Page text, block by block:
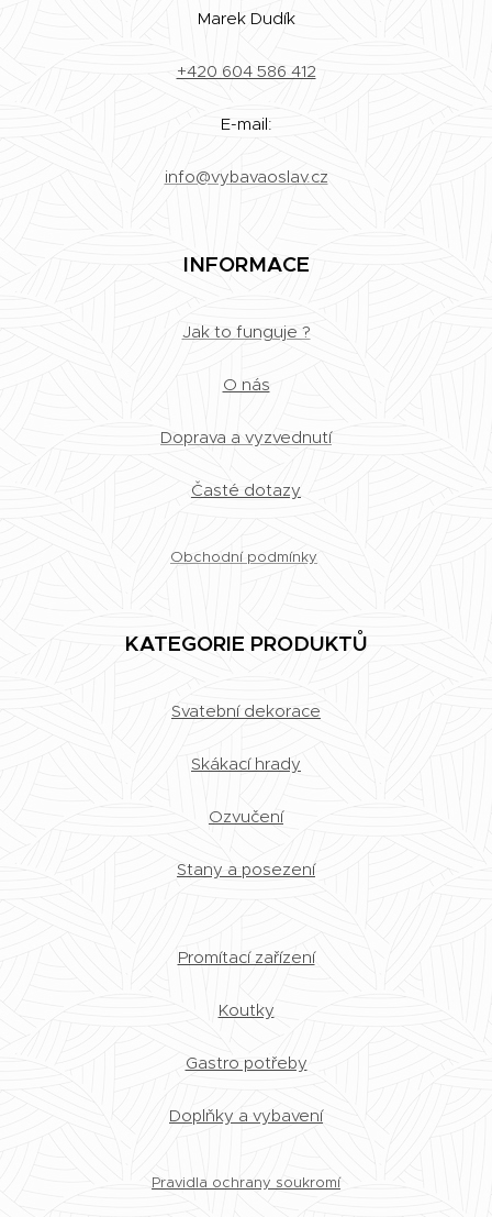
Marek Dudík
+420 604 586 412
E-mail:
info@vybavaoslav.cz
INFORMACE
Jak to funguje ?
O nás
Doprava a vyzvednutí
Časté dotazy
Obchodní podmínky
KATEGORIE PRODUKTŮ
Svatební dekorace
Skákací hrady
Ozvučení
Stany a posezení
Promítací zařízení
Koutky
Gastro potřeby
Doplňky a vybavení
Pravidla ochrany soukromí